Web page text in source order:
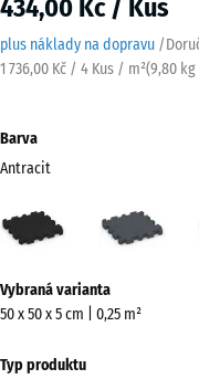
434,00 Kč / Kus
plus náklady na dopravu /
1 736,00 Kč / 4 Kus / m²(9,80 kg
Barva
Antracit
(active)
informací
o
Vybraná varianta
50 x 50 x 5 cm | 0,25 m²
Typ produktu